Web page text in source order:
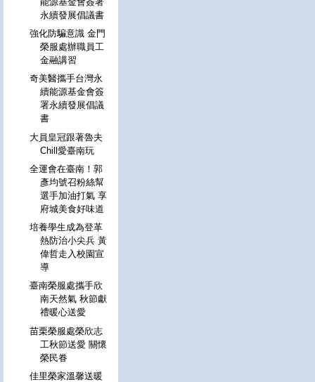
永續發展倡議書
強化防騙意識 金門
榮服處辦職員工
金融講習
奇美醫攜手台灣永
續能源基金會簽
署永續發展倡議
書
大員皇冠跟著魯夫
Chill愛臺南玩
全運會在臺南！郭
彥均號召粉絲幫
選手加油打氣 享
府城美食好味道
培養學生成為登革
熱防治小尖兵 黃
偉哲走入校園宣
導
臺南榮服處攜手欣
南天然氣 秋節獻
禮暖心送愛
苗栗榮服處榮欣志
工秋節送愛 關懷
榮民眷
佳里榮家溫馨送暖